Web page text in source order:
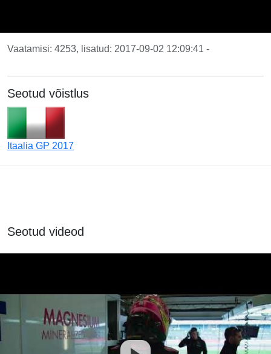
Vaatamisi: 4253, lisatud: 2017-09-02 12:09:41 -
Seotud võistlus
Itaalia GP 2017
Seotud videod